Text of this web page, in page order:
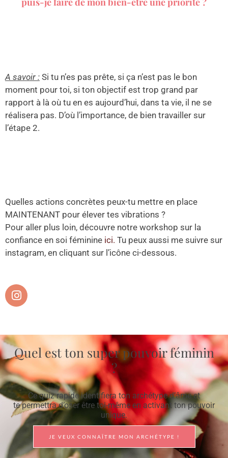
A savoir : Si tu n’es pas prête, si ça n’est pas le bon
moment pour toi, si ton objectif est trop grand par
rapport à là où tu en es aujourd’hui, dans ta vie, il ne se
réalisera pas. D’où l’importance, de bien travailler sur
l’étape 2.
Quelles actions concrètes peux-tu mettre en place
MAINTENANT pour élever tes vibrations ?
Pour aller plus loin, découvre notre workshop sur la
confiance en soi féminine ici. Tu peux aussi me suivre sur
instagram, en cliquant sur l’icône ci-dessous.
I
n
a
g
r
a
m
Quel est ton super pouvoir féminin
?
Ce quiz rapide identifiera ton archétype d’âme et
te permettra d’oser être toi-même en activant ton pouvoir
unique.
JE VEUX CONNAÎTRE MON ARCHÉTYPE !